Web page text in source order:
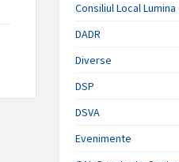
Consiliul Local Lumina
DADR
Diverse
DSP
DSVA
Evenimente